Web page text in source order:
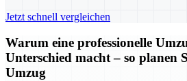
Jetzt schnell vergleichen
Warum eine professionelle
Unterschied macht – so planen
Umzug